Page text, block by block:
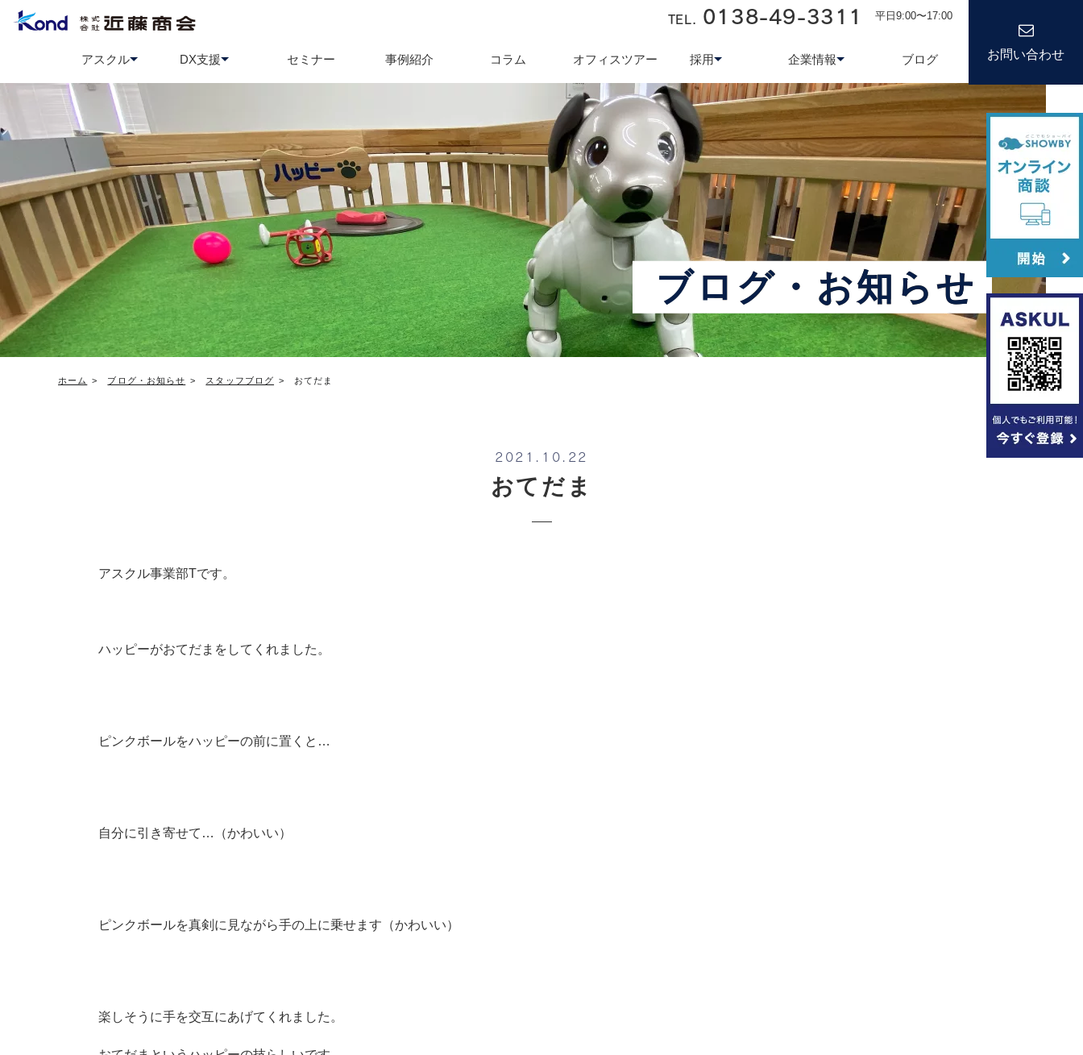
アスクル
アスクル
DX支援
テレワーク導入支援 オフィス業務システム kond 光回線
セミナー 事例紹介 コラム オフィスツアー 採用
採用について 新卒採用
企業情報
会社情報
ブログ
TEL. 0138-49-3311 平日9:00〜17:00
お問い合わせ
ブログ・お知らせ
ホーム ブログ・お知らせ スタッフブログ おてだま
2021.10.22
おてだま
アスクル事業部Tです。
ハッピーがおてだまをしてくれました。
ピンクボールをハッピーの前に置くと…
自分に引き寄せて…（かわいい）
ピンクボールを真剣に見ながら手の上に乗せます（かわいい）
楽しそうに手を交互にあげてくれました。